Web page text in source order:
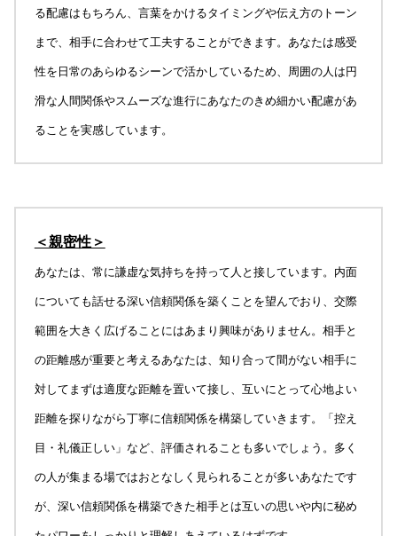
る配慮はもちろん、言葉をかけるタイミングや伝え方のトーン
まで、相手に合わせて工夫することができます。あなたは感受
性を日常のあらゆるシーンで活かしているため、周囲の人は円
滑な人間関係やスムーズな進行にあなたのきめ細かい配慮があ
ることを実感しています。
＜親密性＞
あなたは、常に謙虚な気持ちを持って人と接しています。内面
についても話せる深い信頼関係を築くことを望んでおり、交際
範囲を大きく広げることにはあまり興味がありません。相手と
の距離感が重要と考えるあなたは、知り合って間がない相手に
対してまずは適度な距離を置いて接し、互いにとって心地よい
距離を探りながら丁寧に信頼関係を構築していきます。「控え
目・礼儀正しい」など、評価されることも多いでしょう。多く
の人が集まる場ではおとなしく見られることが多いあなたです
が、深い信頼関係を構築できた相手とは互いの思いや内に秘め